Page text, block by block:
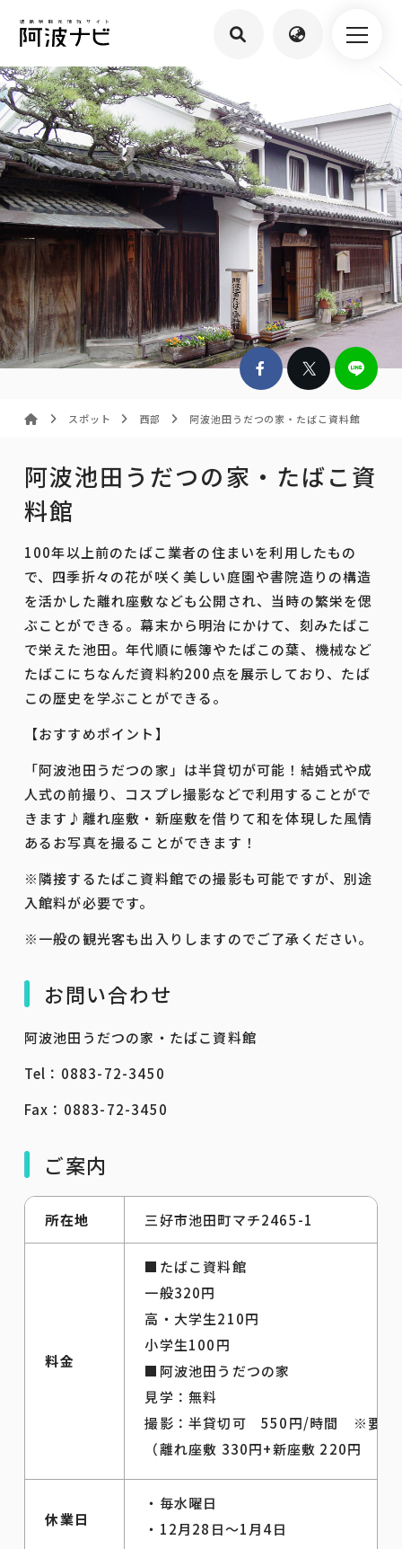
スポット 西部 阿波池田うだつの家・たばこ資料館
阿波池田うだつの家・たばこ資
料館
100年以上前のたばこ業者の住まいを利用したもの
で、四季折々の花が咲く美しい庭園や書院造りの構造
を活かした離れ座敷なども公開され、当時の繁栄を偲
ぶことができる。幕末から明治にかけて、刻みたばこ
で栄えた池田。年代順に帳簿やたばこの葉、機械など
たばこにちなんだ資料約200点を展示しており、たば
この歴史を学ぶことができる。
【おすすめポイント】
「阿波池田うだつの家」は半貸切が可能！結婚式や成
人式の前撮り、コスプレ撮影などで利用することがで
きます♪離れ座敷・新座敷を借りて和を体現した風情
あるお写真を撮ることができます！
※隣接するたばこ資料館での撮影も可能ですが、別途
入館料が必要です。
※一般の観光客も出入りしますのでご了承ください。
お問い合わせ
阿波池田うだつの家・たばこ資料館
Tel：0883-72-3450
Fax：0883-72-3450
ご案内
所在地 三好市池田町マチ2465-1
料金
■たばこ資料館
一般320円
高・大学生210円
小学生100円
■阿波池田うだつの家
見学：無料
撮影：半貸切可 550円/時間 ※要予
（離れ座敷 330円+新座敷 220円 そ
休業日
・毎水曜日
・12月28日～1月4日